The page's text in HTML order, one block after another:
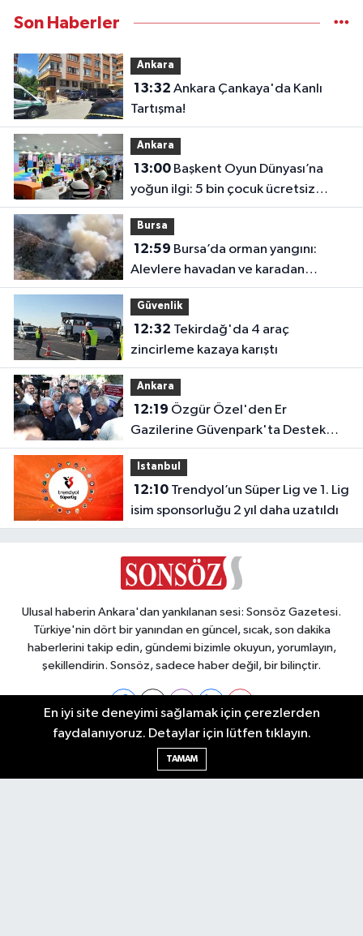
Son Haberler
Ankara
13:32
Tartışma!
Ankara
13:00Başkent Oyun Dünyası’na
yoğun ilgi: 5 bin çocuk ücretsiz
yararlandı
Bursa
12:59
Alevlere havadan ve karadan
müdahale
Güvenlik
12:32
zincirleme kazaya karıştı
Ankara
12:19
Gazilerine Güvenpark'ta Destek
Ziyareti
Istanbul
12:10Trendyol’un Süper Lig ve 1. Lig
isim sponsorluğu 2 yıl daha uzatıldı
Ulusal haberin Ankara'dan yankılanan sesi: Sonsöz Gazetesi.
Türkiye'nin dört bir yanından en güncel, sıcak, son dakika
haberlerini takip edin, gündemi bizimle okuyun, yorumlayın,
şekillendirin. Sonsöz, sadece haber değil, bir bilinçtir.
Ankara Nöbetçi Eczaneler
En iyi site deneyimi sağlamak için çerezlerden
faydalanıyoruz. Detaylar için lütfen tıklayın.
TAMAM